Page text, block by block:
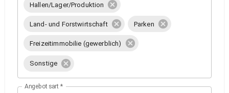
Hallen/Lager/Produktion
Land- und Forstwirtschaft Parken
Freizeitimmobilie (gewerblich)
Sonstige
Angebotsart *